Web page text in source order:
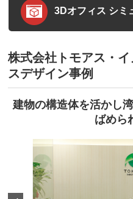
3Dオフィス シミ
株式会社トモアス・
スデザイン事例
建物の構造体を活かし
ばめら